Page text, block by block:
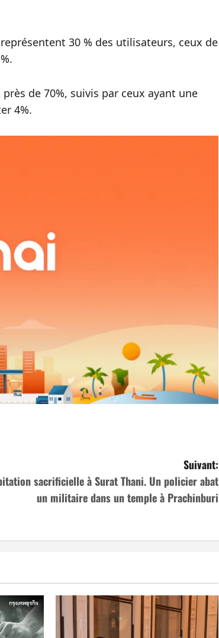
30 % des utilisateurs, ceux de
de 70%, suivis par ceux ayant une
4%.
Suivant:
sacrificielle à Surat Thani. Un policier abat
un militaire dans un temple à Prachinburi